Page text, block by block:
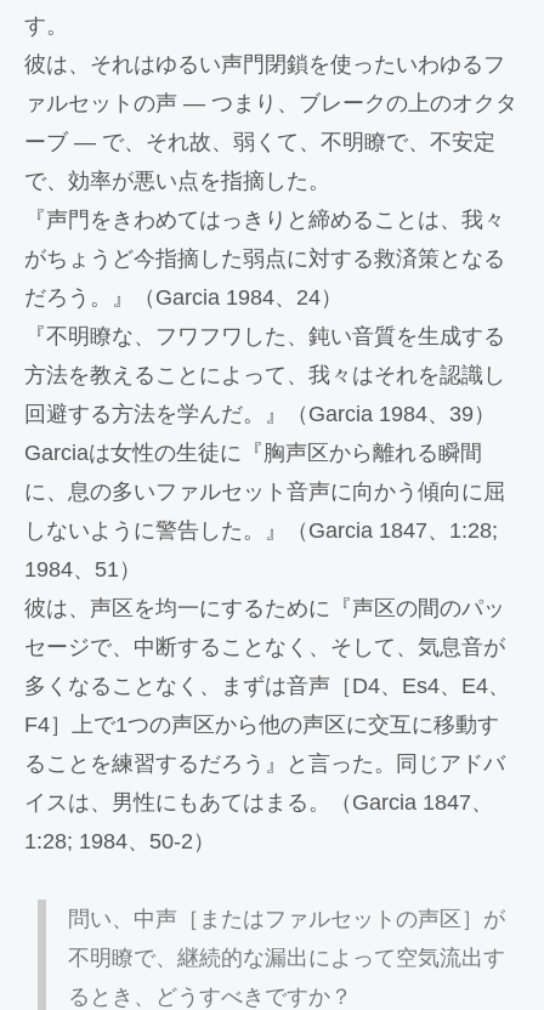
す。
彼は、それはゆるい声門閉鎖を使ったいわゆるフ
ァルセットの声 ― つまり、ブレークの上のオクタ
ーブ ― で、それ故、弱くて、不明瞭で、不安定
で、効率が悪い点を指摘した。
『声門をきわめてはっきりと締めることは、我々
がちょうど今指摘した弱点に対する救済策となる
だろう。』（Garcia 1984、24）
『不明瞭な、フワフワした、鈍い音質を生成する
方法を教えることによって、我々はそれを認識し
回避する方法を学んだ。』（Garcia 1984、39）
Garciaは女性の生徒に『胸声区から離れる瞬間
に、息の多いファルセット音声に向かう傾向に屈
しないように警告した。』（Garcia 1847、1:28;
1984、51）
彼は、声区を均一にするために『声区の間のパッ
セージで、中断することなく、そして、気息音が
多くなることなく、まずは音声［D4、Es4、E4、
F4］上で1つの声区から他の声区に交互に移動す
ることを練習するだろう』と言った。同じアドバ
イスは、男性にもあてはまる。（Garcia 1847、
1:28; 1984、50-2）
問い、中声［またはファルセットの声区］が
不明瞭で、継続的な漏出によって空気流出す
るとき、どうすべきですか？